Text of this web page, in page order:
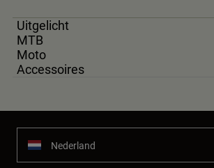
Uitgelicht
MTB
Moto
Accessoires
Nederland